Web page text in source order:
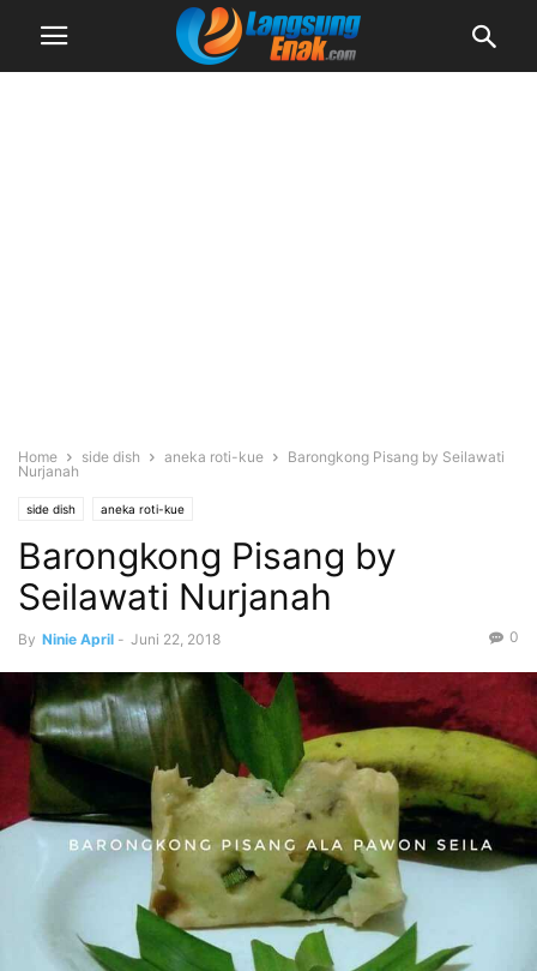
Home side dish aneka roti-kue
Barongkong Pisang by Seilawati
Nurjanah
side dish aneka roti-kue
Barongkong Pisang by
Seilawati Nurjanah
By Ninie April - Juni 22, 2018 0